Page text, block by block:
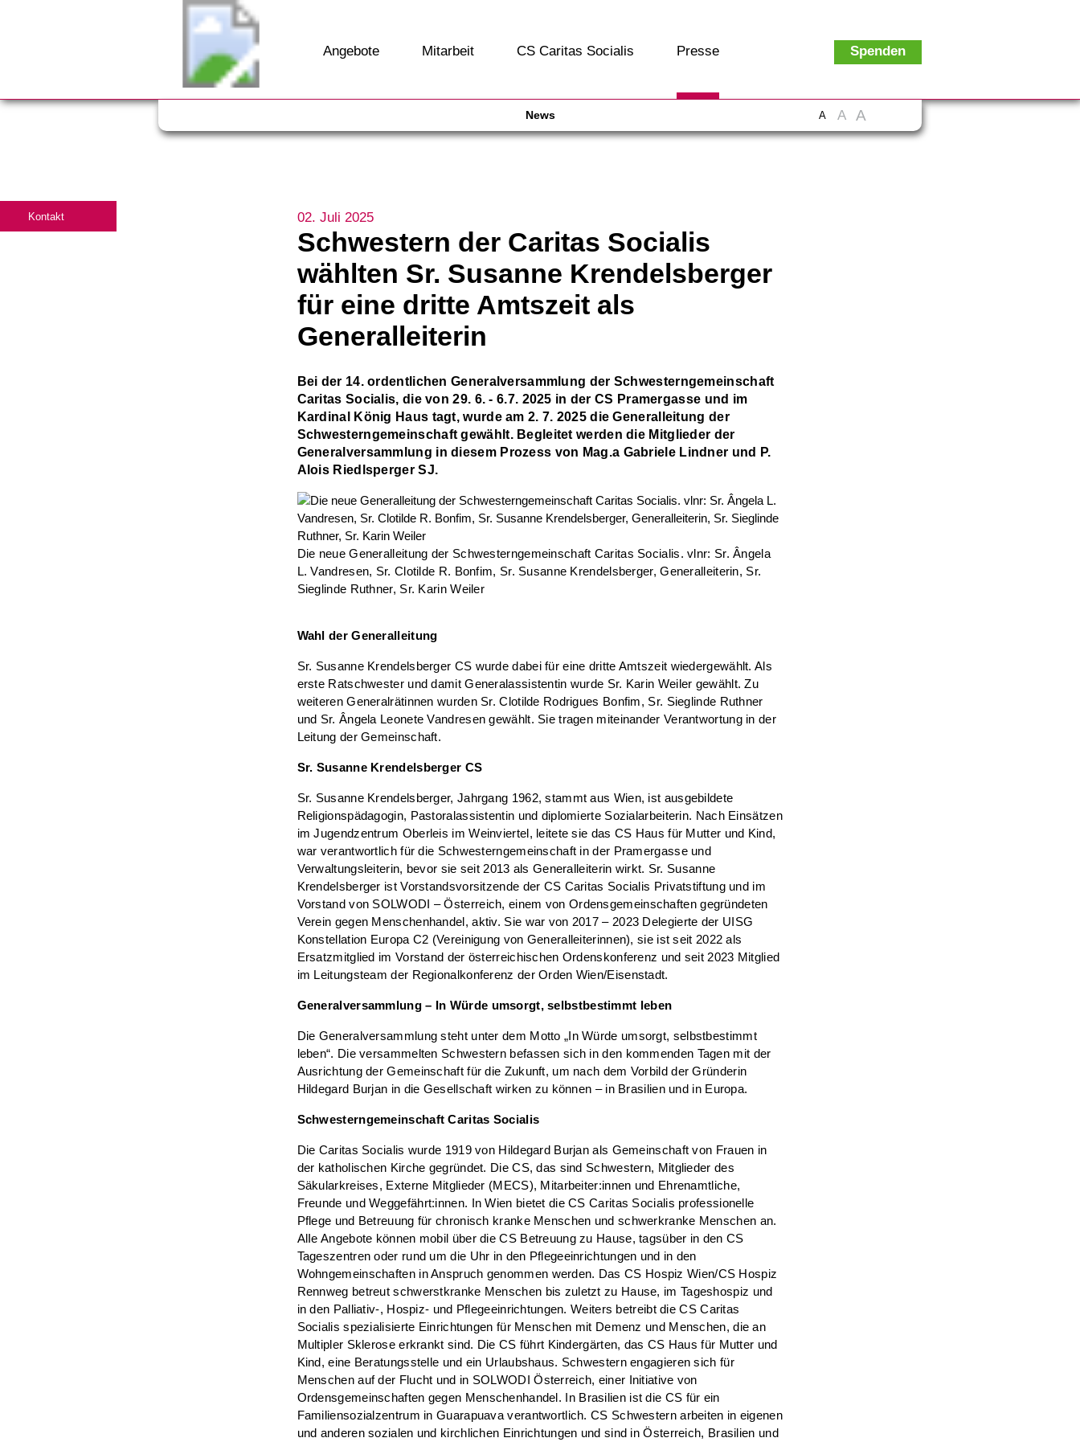
Angebote Mitarbeit CS Caritas Socialis Presse Spenden
A A A
News
02. Juli 2025
Schwestern der Caritas Socialis
wählten Sr. Susanne Krendelsberger
für eine dritte Amtszeit als
Generalleiterin
Bei der 14. ordentlichen Generalversammlung der Schwesterngemeinschaft
Caritas Socialis, die von 29. 6. - 6.7. 2025 in der CS Pramergasse und im
Kardinal König Haus tagt, wurde am 2. 7. 2025 die Generalleitung der
Schwesterngemeinschaft gewählt. Begleitet werden die Mitglieder der
Generalversammlung in diesem Prozess von Mag.a Gabriele Lindner und P.
Alois Riedlsperger SJ.
Die neue Generalleitung der Schwesterngemeinschaft Caritas Socialis. vlnr: Sr. Ângela
L. Vandresen, Sr. Clotilde R. Bonfim, Sr. Susanne Krendelsberger, Generalleiterin, Sr.
Sieglinde Ruthner, Sr. Karin Weiler
Wahl der Generalleitung
Sr. Susanne Krendelsberger CS wurde dabei für eine dritte Amtszeit wiedergewählt. Als
erste Ratschwester und damit Generalassistentin wurde Sr. Karin Weiler gewählt. Zu
weiteren Generalrätinnen wurden Sr. Clotilde Rodrigues Bonfim, Sr. Sieglinde Ruthner
und Sr. Ângela Leonete Vandresen gewählt. Sie tragen miteinander Verantwortung in der
Leitung der Gemeinschaft.
Sr. Susanne Krendelsberger CS
Sr. Susanne Krendelsberger, Jahrgang 1962, stammt aus Wien, ist ausgebildete
Religionspädagogin, Pastoralassistentin und diplomierte Sozialarbeiterin. Nach Einsätzen
im Jugendzentrum Oberleis im Weinviertel, leitete sie das CS Haus für Mutter und Kind,
war verantwortlich für die Schwesterngemeinschaft in der Pramergasse und
Verwaltungsleiterin, bevor sie seit 2013 als Generalleiterin wirkt. Sr. Susanne
Krendelsberger ist Vorstandsvorsitzende der CS Caritas Socialis Privatstiftung und im
Vorstand von SOLWODI – Österreich, einem von Ordensgemeinschaften gegründeten
Verein gegen Menschenhandel, aktiv. Sie war von 2017 – 2023 Delegierte der UISG
Konstellation Europa C2 (Vereinigung von Generalleiterinnen), sie ist seit 2022 als
Ersatzmitglied im Vorstand der österreichischen Ordenskonferenz und seit 2023 Mitglied
im Leitungsteam der Regionalkonferenz der Orden Wien/Eisenstadt.
Generalversammlung – In Würde umsorgt, selbstbestimmt leben
Die Generalversammlung steht unter dem Motto „In Würde umsorgt, selbstbestimmt
leben“. Die versammelten Schwestern befassen sich in den kommenden Tagen mit der
Ausrichtung der Gemeinschaft für die Zukunft, um nach dem Vorbild der Gründerin
Hildegard Burjan in die Gesellschaft wirken zu können – in Brasilien und in Europa.
Schwesterngemeinschaft Caritas Socialis
Die Caritas Socialis wurde 1919 von Hildegard Burjan als Gemeinschaft von Frauen in
der katholischen Kirche gegründet. Die CS, das sind Schwestern, Mitglieder des
Säkularkreises, Externe Mitglieder (MECS), Mitarbeiter:innen und Ehrenamtliche,
Freunde und Weggefährt:innen. In Wien bietet die CS Caritas Socialis professionelle
Pflege und Betreuung für chronisch kranke Menschen und schwerkranke Menschen an.
AlIe Angebote können mobil über die CS Betreuung zu Hause, tagsüber in den CS
Tageszentren oder rund um die Uhr in den Pflegeeinrichtungen und in den
Wohngemeinschaften in Anspruch genommen werden. Das CS Hospiz Wien/CS Hospiz
Rennweg betreut schwerstkranke Menschen bis zuletzt zu Hause, im Tageshospiz und
in den Palliativ-, Hospiz- und Pflegeeinrichtungen. Weiters betreibt die CS Caritas
Socialis spezialisierte Einrichtungen für Menschen mit Demenz und Menschen, die an
Multipler Sklerose erkrankt sind. Die CS führt Kindergärten, das CS Haus für Mutter und
Kind, eine Beratungsstelle und ein Urlaubshaus. Schwestern engagieren sich für
Menschen auf der Flucht und in SOLWODI Österreich, einer Initiative von
Ordensgemeinschaften gegen Menschenhandel. In Brasilien ist die CS für ein
Familiensozialzentrum in Guarapuava verantwortlich. CS Schwestern arbeiten in eigenen
und anderen sozialen und kirchlichen Einrichtungen und sind in Österreich, Brasilien und
Kontakt